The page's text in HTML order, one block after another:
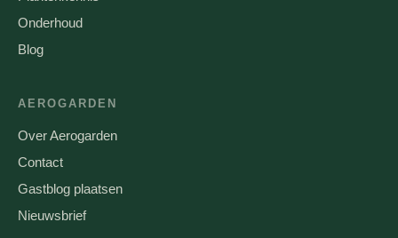
Onderhoud
Blog
AEROGARDEN
Over Aerogarden
Contact
Gastblog plaatsen
Nieuwsbrief